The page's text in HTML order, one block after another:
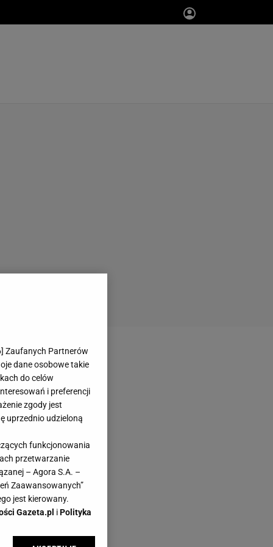
] Zaufanych Partnerów
dane osobowe takie
do celów
i preferencji
zgody jest
uprzednio udzieloną
funkcjonowania
przetwarzanie
– Agora S.A. –
Zaawansowanych”
jest kierowany.
Gazeta.pl iPolityka